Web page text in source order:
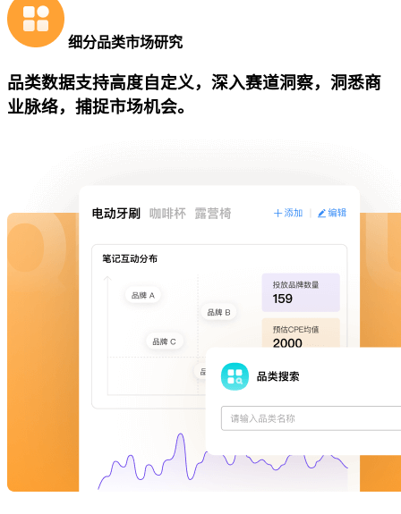
细分品类市场研究
品类数据支持高度自定义，深入赛道洞察，洞悉商
业脉络，捕捉市场机会。